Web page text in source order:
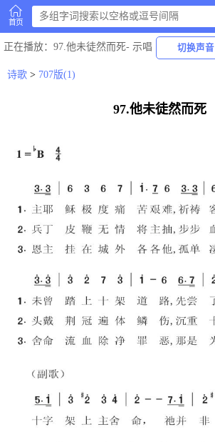
首页
正在播放：97.他未徒然而死- 示唱 切换声音
诗歌 > 707版(1)
97.他未徒然而死